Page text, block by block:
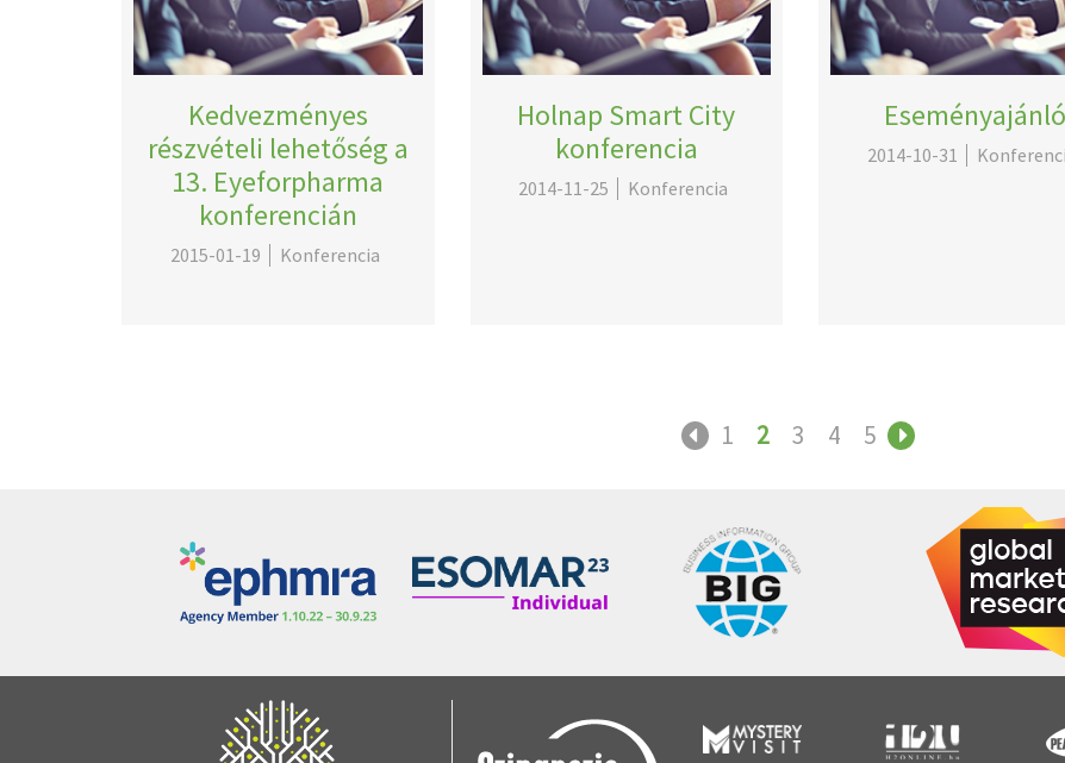
Kedvezményes
részvételi lehetőség a
13. Eyeforpharma
konferencián
2015-01-19 Konferencia
Holnap Smart City
konferencia
2014-11-25 Konferencia
Eseményajánló
2014-10-31
1 2 3 4 5